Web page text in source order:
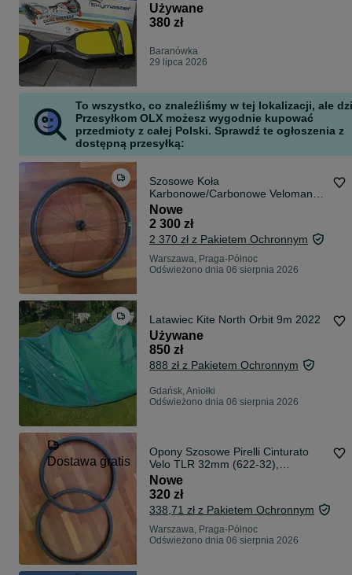
Używane
380 zł
Baranówka
29 lipca 2026
To wszystko, co znaleźliśmy w tej lokalizacji, ale
Przesyłkom OLX możesz wygodnie kupować
przedmioty z całej Polski. Sprawdź te ogłoszenia z
dostępną przesyłką:
Szosowe Koła
Karbonowe/Carbonowe Veloman
Palladium 33 - Shimano
Road/Bianchi Infinito
Nowe
2 300 zł
2 370 zł z Pakietem Ochronnym
Warszawa, Praga-Północ
Odświeżono dnia 06 sierpnia 2026
Latawiec Kite North Orbit 9m 2022
Używane
850 zł
888 zł z Pakietem Ochronnym
Gdańsk, Aniołki
Odświeżono dnia 06 sierpnia 2026
Dostawa gratis
Opony Szosowe Pirelli Cinturato
Velo TLR 32mm (622-32),
Shimano, ArmourTech -
Nowe/Bianchi/
Nowe
320 zł
338,71 zł z Pakietem Ochronnym
Warszawa, Praga-Północ
Odświeżono dnia 06 sierpnia 2026